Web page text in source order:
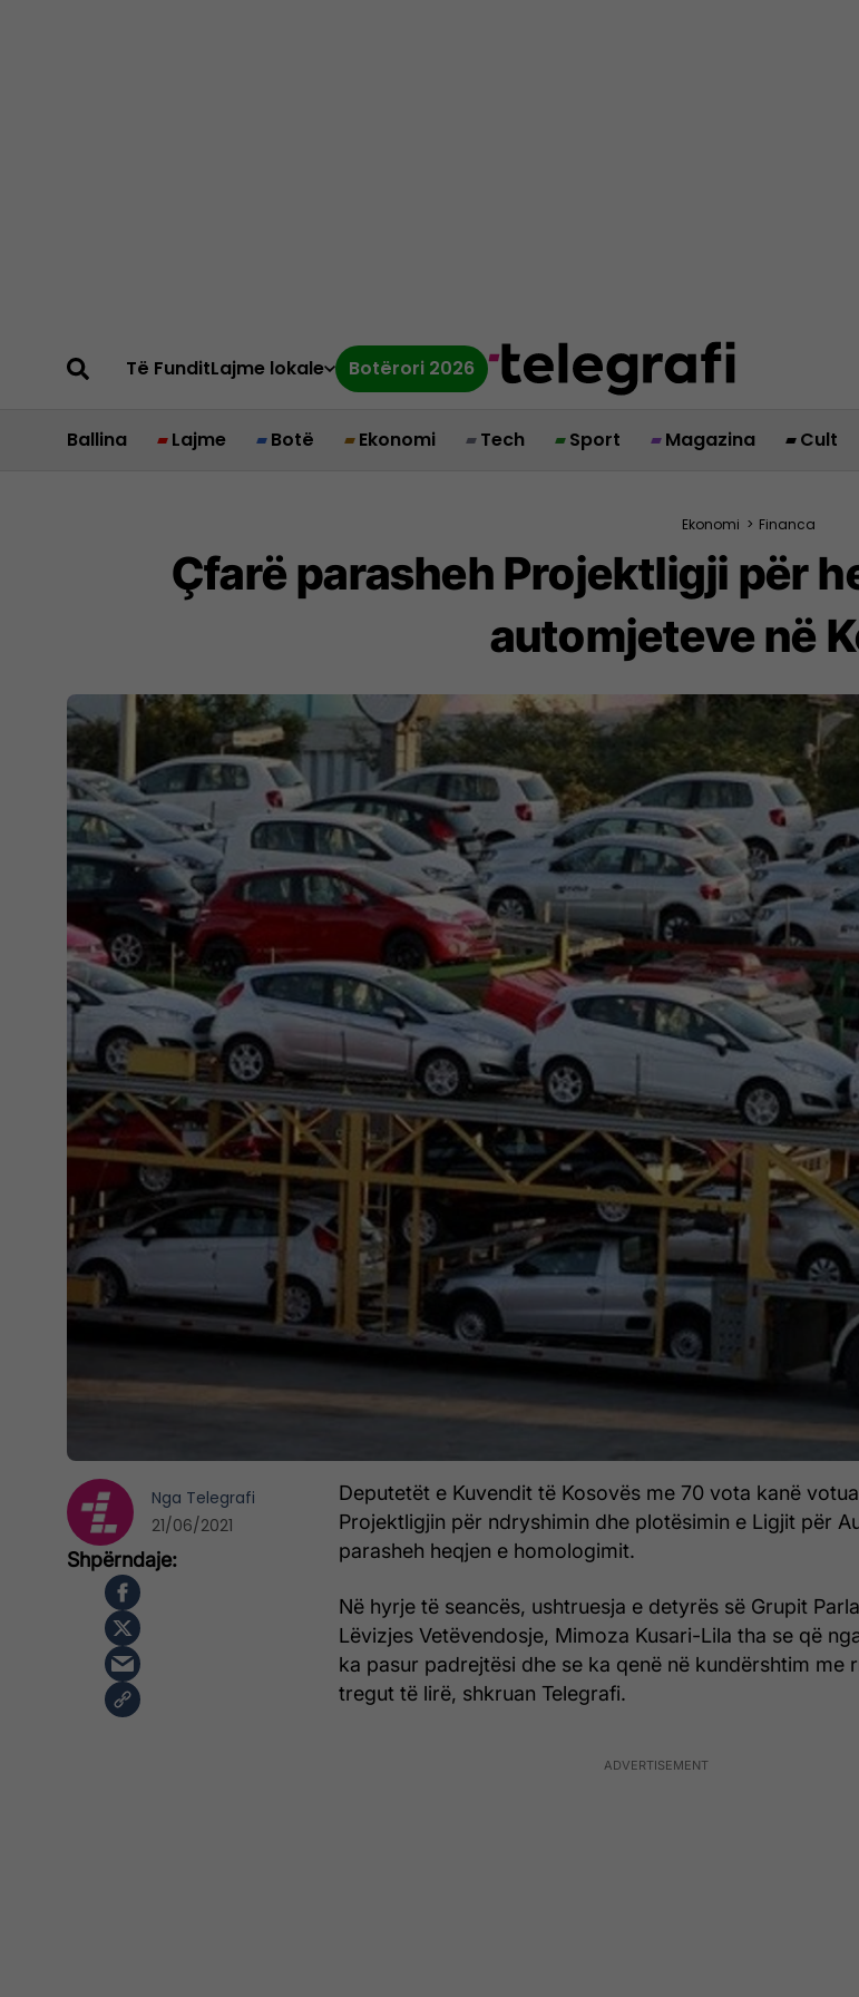
Të FunditLajme lokale Botërori 2026
Ballina Lajme Botë Ekonomi Tech Sport Magazina Cult
Ekonomi > Financa
Çfarë parasheh Projektligji për
automjeteve në
Deputetët e Kuvendit të Kosovës me 70 vota kanë
Projektligjin për ndryshimin dhe plotësimin e Ligjit për
parasheh heqjen e homologimit.
Në hyrje të seancës, ushtruesja e detyrës së Grupit
Lëvizjes Vetëvendosje, Mimoza Kusari-Lila tha se që
ka pasur padrejtësi dhe se ka qenë në kundërshtim me
tregut të lirë, shkruan Telegrafi.
Nga Telegrafi
21/06/2021